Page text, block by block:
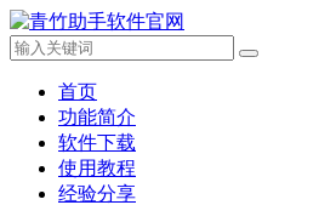
首页
功能简介
软件下载
使用教程
经验分享